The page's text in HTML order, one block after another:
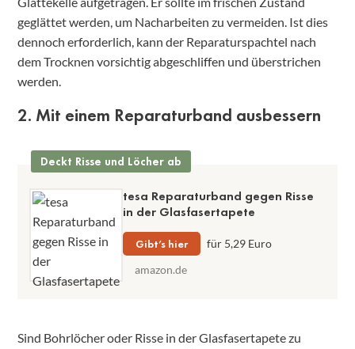
geglättet werden, um Nacharbeiten zu vermeiden. Ist dies
dennoch erforderlich, kann der Reparaturspachtel nach
dem Trocknen vorsichtig abgeschliffen und überstrichen
werden.
2. Mit einem Reparaturband ausbessern
Deckt Risse und Löcher ab
tesa Reparaturband gegen Risse
in der Glasfasertapete
Gibt’s hier
für 5,29 Euro
amazon.de
Sind Bohrlöcher oder Risse in der Glasfasertapete zu